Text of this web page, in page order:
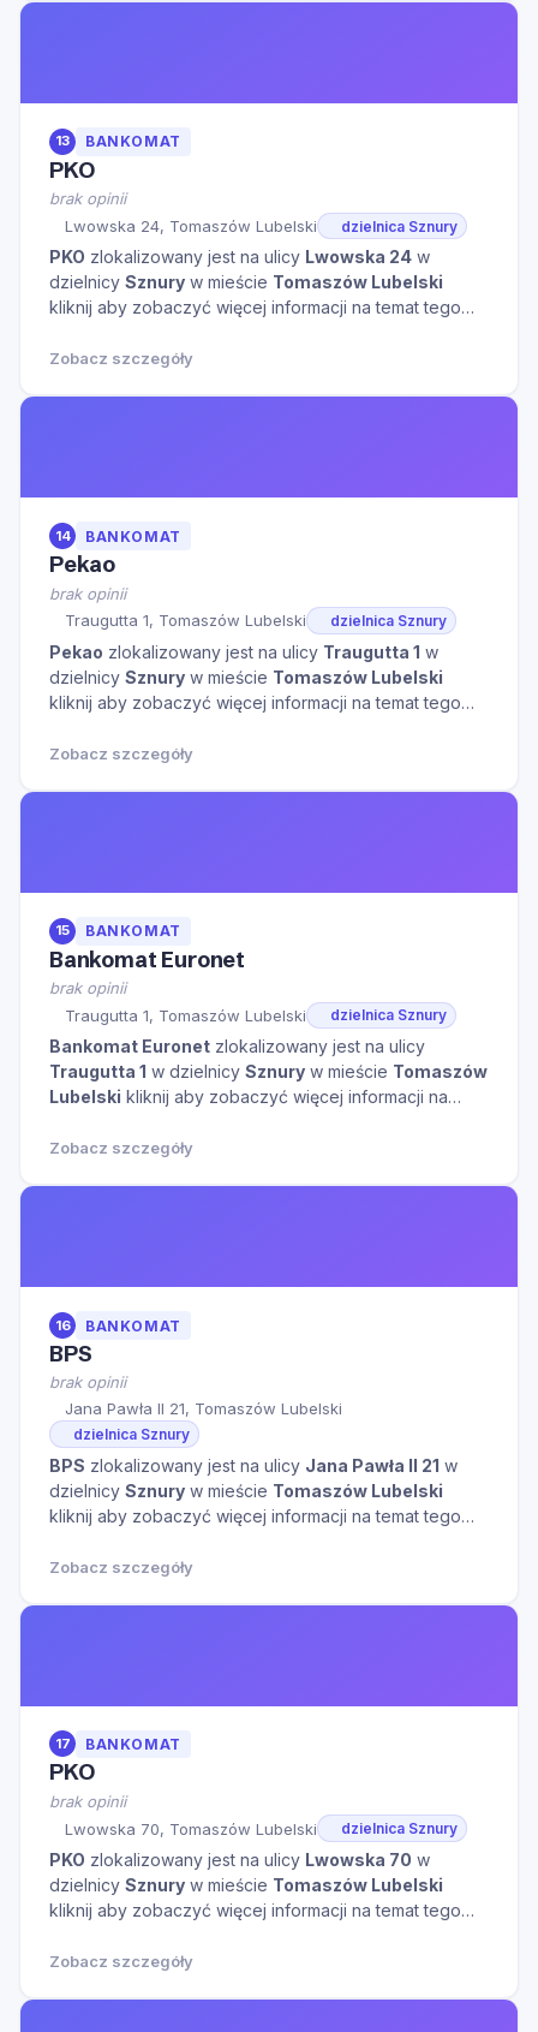
13 BANKOMAT
PKO
brak opinii
Lwowska 24, Tomaszów Lubelski
dzielnica Sznury
PKO zlokalizowany jest na ulicy Lwowska 24 w
dzielnicy Sznury w mieście Tomaszów Lubelski
kliknij aby zobaczyć więcej informacji na temat tego
Zobacz szczegóły
14 BANKOMAT
Pekao
brak opinii
Traugutta 1, Tomaszów Lubelski
dzielnica Sznury
Pekao zlokalizowany jest na ulicy Traugutta 1 w
dzielnicy Sznury w mieście Tomaszów Lubelski
kliknij aby zobaczyć więcej informacji na temat tego
Zobacz szczegóły
15 BANKOMAT
Bankomat Euronet
brak opinii
Traugutta 1, Tomaszów Lubelski
dzielnica Sznury
Bankomat Euronet zlokalizowany jest na ulicy
Traugutta 1 w dzielnicy Sznury w mieście Tomaszów
Lubelski kliknij aby zobaczyć więcej informacji na
Zobacz szczegóły
16 BANKOMAT
BPS
brak opinii
Jana Pawła II 21, Tomaszów Lubelski
dzielnica Sznury
BPS zlokalizowany jest na ulicy Jana Pawła II 21 w
dzielnicy Sznury w mieście Tomaszów Lubelski
kliknij aby zobaczyć więcej informacji na temat tego
Zobacz szczegóły
17 BANKOMAT
PKO
brak opinii
Lwowska 70, Tomaszów Lubelski
dzielnica Sznury
PKO zlokalizowany jest na ulicy Lwowska 70 w
dzielnicy Sznury w mieście Tomaszów Lubelski
kliknij aby zobaczyć więcej informacji na temat tego
Zobacz szczegóły